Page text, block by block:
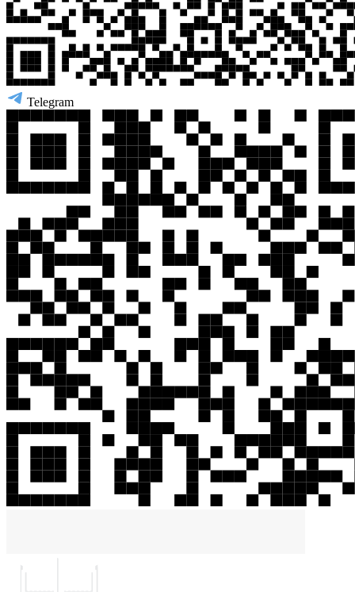
Telegram